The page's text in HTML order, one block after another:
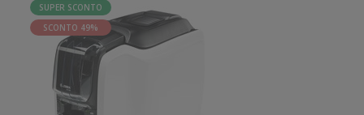
SUPER SCONTO
SCONTO 49%